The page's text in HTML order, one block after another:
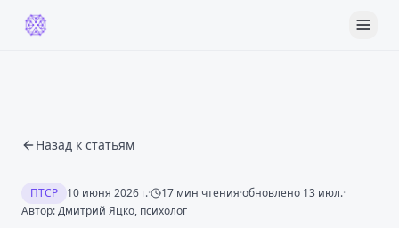
Назад к статьям
ПТСР 10 июня 2026 г.· 17 мин чтения·обновлено 13 июл.·
Автор:Дмитрий Яцко, психолог